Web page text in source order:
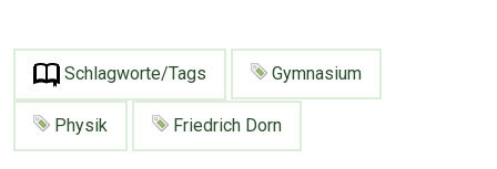
Schlagworte/Tags Gymnasium
Physik Friedrich Dorn